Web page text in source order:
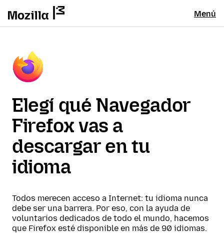
Menú
Elegí qué Navegador
Firefox vas a
descargar en tu
idioma
Todos merecen acceso a Internet: tu idioma nunca
debe ser una barrera. Por eso, con la ayuda de
voluntarios dedicados de todo el mundo, hacemos
que Firefox esté disponible en más de 90 idiomas.